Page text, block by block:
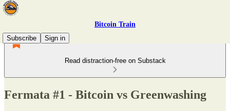
Bitcoin Train
Subscribe
Sign in
Read distraction-free on Substack
Fermata #1 - Bitcoin vs Greenwashing